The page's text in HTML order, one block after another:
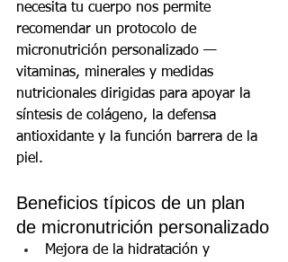
necesita tu cuerpo nos permite
recomendar un protocolo de
micronutrición personalizado —
vitaminas, minerales y medidas
nutricionales dirigidas para apoyar la
síntesis de colágeno, la defensa
antioxidante y la función barrera de la
piel.
Beneficios típicos de un plan
de micronutrición personalizado
Mejora de la hidratación y